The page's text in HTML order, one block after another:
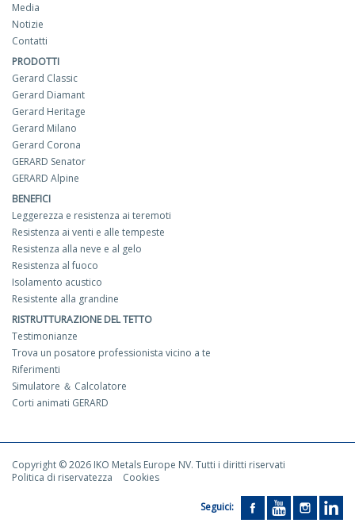
Media
Notizie
Contatti
PRODOTTI
Gerard Classic
Gerard Diamant
Gerard Heritage
Gerard Milano
Gerard Corona
GERARD Senator
GERARD Alpine
BENEFICI
Leggerezza e resistenza ai teremoti
Resistenza ai venti e alle tempeste
Resistenza alla neve e al gelo
Resistenza al fuoco
Isolamento acustico
Resistente alla grandine
RISTRUTTURAZIONE DEL TETTO
Testimonianze
Trova un posatore professionista vicino a te
Riferimenti
Simulatore ＆ Calcolatore
Corti animati GERARD
Copyright © 2026 IKO Metals Europe NV. Tutti i diritti riservati
Politica di riservatezza
Cookies
Seguici: